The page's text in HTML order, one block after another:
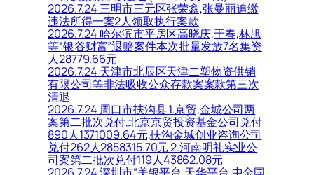
2026.7.24 三明市三元区张荣鑫,张曼丽追缴
违法所得一案2人领取执行案款
2026.7.24 哈尔滨市平房区高晓庆,于春,林旭
等“银谷财富”退赔案件本次批量发放7名集资
人28779.66元
2026.7.24 天津市北辰区天津二塑物资供销
有限公司等非法吸收公众存款案案款第三次
清退
2026.7.24 周口市扶沟县 1.京贸,金城公司两
案第二批次兑付,北京京贸投资基金公司兑付
890人1371009.64元,扶沟金城创业咨询公司
兑付262人2858315.70元 2.河南明礼实业公
司案第二批次兑付119人43862.08元